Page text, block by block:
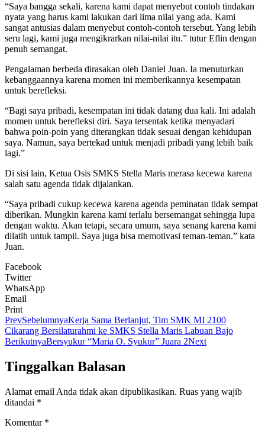
“Saya bangga sekali, karena kami dapat menyebut contoh tindakan
nyata yang harus kami lakukan dari lima nilai yang ada. Kami
sangat antusias dalam menyebut contoh-contoh tersebut. Yang lebih
seru lagi, kami juga mengikrarkan nilai-nilai itu.” tutur Eflin dengan
penuh semangat.
Pengalaman berbeda dirasakan oleh Daniel Juan. Ia menuturkan
kebanggaannya karena momen ini memberikannya kesempatan
untuk berefleksi.
“Bagi saya pribadi, kesempatan ini tidak datang dua kali. Ini adalah
momen untuk berefleksi diri. Saya tersentak ketika menyadari
bahwa poin-poin yang diterangkan tidak sesuai dengan kehidupan
saya. Namun, saya bertekad untuk menjadi pribadi yang lebih baik
lagi.”
Di sisi lain, Ketua Osis SMKS Stella Maris merasa kecewa karena
salah satu agenda tidak dijalankan.
“Saya pribadi cukup kecewa karena agenda peminatan tidak sempat
diberikan. Mungkin karena kami terlalu bersemangat sehingga lupa
dengan waktu. Akan tetapi, secara umum, saya senang karena kami
dilatih untuk tampil. Saya juga bisa memotivasi teman-teman.” kata
Juan.
Facebook
Twitter
WhatsApp
Email
Print
PrevSebelumnyaKerja Sama Berlanjut, Tim SMK MI 2100
Cikarang Bersilaturahmi ke SMKS Stella Maris Labuan Bajo
BerikutnyaBersyukur “Maria O. Syukur” Juara 2Next
Tinggalkan Balasan
Alamat email Anda tidak akan dipublikasikan. Ruas yang wajib
ditandai *
Komentar *